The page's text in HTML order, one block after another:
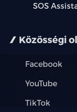
SOS
Közösségi
Facebook
YouTube
TikTok